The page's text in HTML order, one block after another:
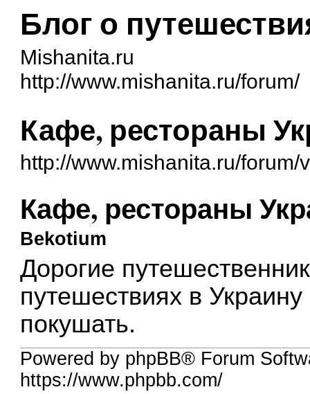
Блог о
Mishanita.ru
http://www.mishanita.ru/forum/
Кафе, рестораны
http://www.mishanita.ru/
Кафе, рестораны
Bekotium
Дорогие
путешествиях в
покушать.
Powered by phpBB® Forum
https://www.phpbb.com/